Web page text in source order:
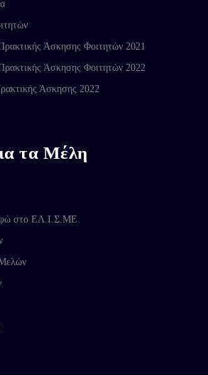
Άσκησης Φοιτητών 2021
Άσκησης Φοιτητών 2022
Άσκησης 2022
τα Μέλη
στο ΕΛ.Ι.Σ.ΜΕ.